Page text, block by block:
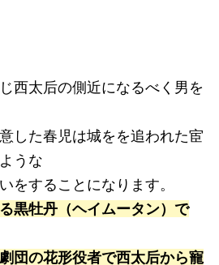
西太后の側近になるべく男を
した春児は城をを追われた宦
うな
をすることになります。
黒牡丹（ヘイムータン）で
団の花形役者で西太后から寵